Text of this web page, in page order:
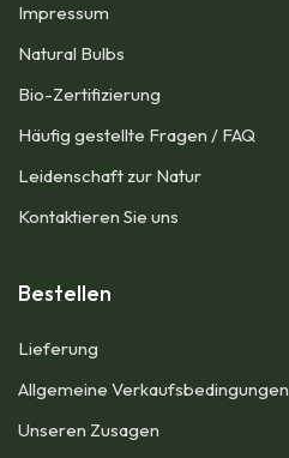
Impressum​
Natural Bulbs
Bio-Zertifizierung
Häufig gestellte Fragen / FAQ
Leidenschaft zur Natur
Kontaktieren Sie uns
Bestellen
Lieferung
Allgemeine Verkaufsbedingungen​
Unseren Zusagen